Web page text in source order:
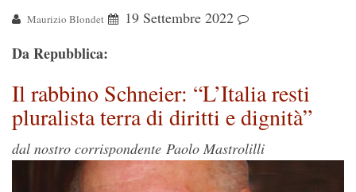
Maurizio Blondet 19 Settembre 2022
Da Repubblica:
Il rabbino Schneier: “L’Italia resti
pluralista terra di diritti e dignità”
dal nostro corrispondente Paolo Mastrolilli